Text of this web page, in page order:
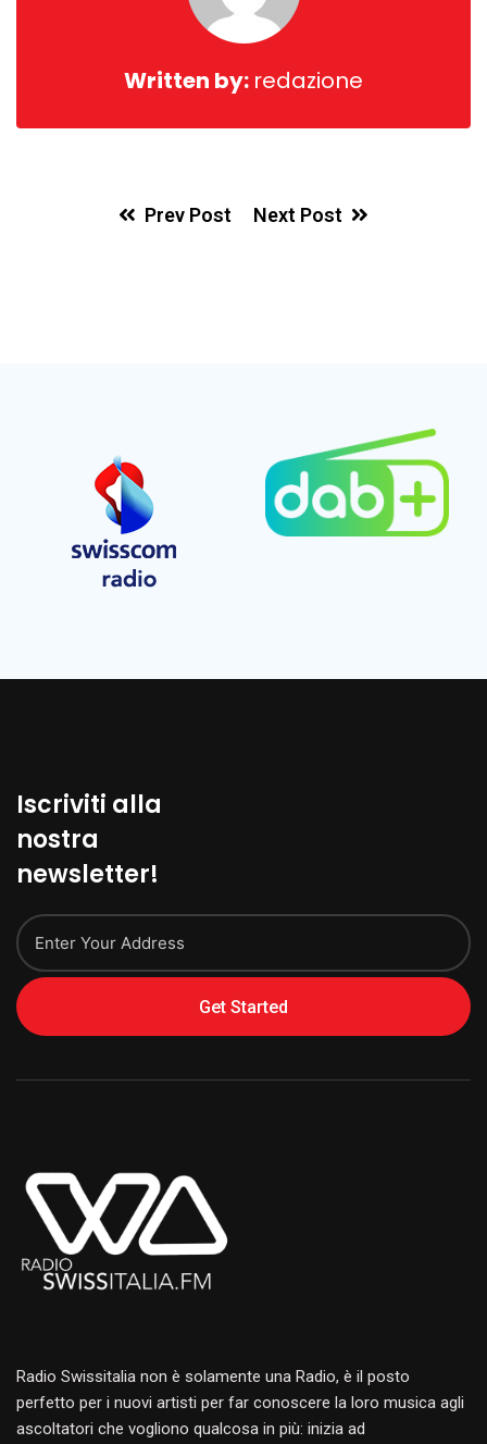
Written by: redazione
Prev Post Next Post
Iscriviti alla
nostra
newsletter!
Get Started
Radio Swissitalia non è solamente una Radio, è il posto
perfetto per i nuovi artisti per far conoscere la loro musica agli
ascoltatori che vogliono qualcosa in più: inizia ad